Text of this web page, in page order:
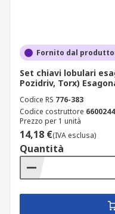
Fornito dal
Set chiavi lobulari
Pozidriv, Torx)
Codice RS 776-383
Codice costruttore
Prezzo per 1 unità
14,18 €(IVA esclusa)
Quantità